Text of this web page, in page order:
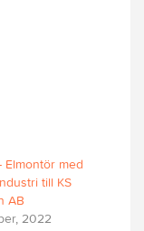
Elmontör med
till KS
AB
2022